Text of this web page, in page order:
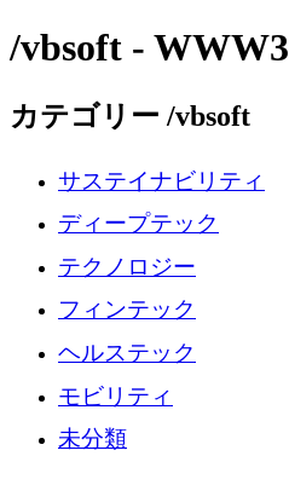
/vbsoft - WWW3
カテゴリー /vbsoft
サステイナビリティ
ディープテック
テクノロジー
フィンテック
ヘルステック
モビリティ
未分類